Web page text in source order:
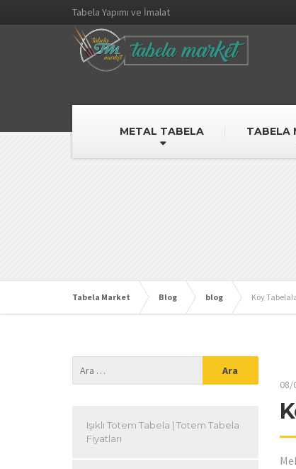
Tabela Yapımı ve İmalat
METAL TABELA TABELA
Tabela Market Blog blog Köy
08/
Işıklı Totem Tabela | Totem Tabela
Fiyatları